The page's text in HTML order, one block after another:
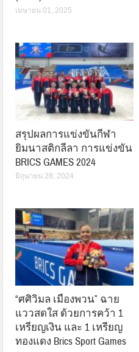
เมษายน 01, 2025
สรุปผลการแข่งขันกีฬา
ยิมนาสติกลีลา การแข่งขัน
BRICS GAMES 2024
มิถุนายน 28, 2024
“ศศิวิมล เมืองพวน” ฉาย
แววสดใส ด้วยการคว้า 1
เหรียญเงิน และ 1 เหรียญ
ทองแดง Brics Sport Games